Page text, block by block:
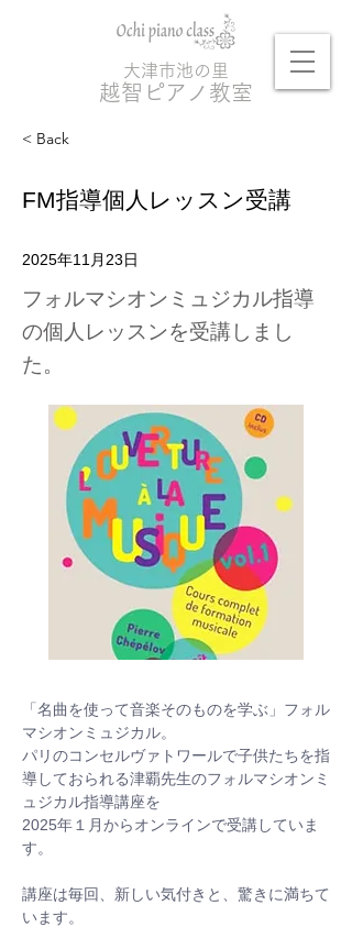
大津市池の里
越智ピアノ教室
< Back
FM指導個人レッスン受講
2025年11月23日
フォルマシオンミュジカル指導
の個人レッスンを受講しまし
た。
「名曲を使って音楽そのものを学ぶ」フォル
マシオンミュジカル。
パリのコンセルヴァトワールで子供たちを指
導しておられる津覇先生のフォルマシオンミ
ュジカル指導講座を
2025年１月からオンラインで受講していま
す。
講座は毎回、新しい気付きと、驚きに満ちて
います。